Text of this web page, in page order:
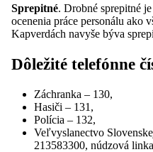
Sprepitné. Drobné sprepitné
ocenenia práce personálu ako
Kapverdách navyše býva
Dôležité telefónne
Záchranka – 130,
Hasiči – 131,
Polícia – 132,
Veľvyslanectvo
213583300, núdzová